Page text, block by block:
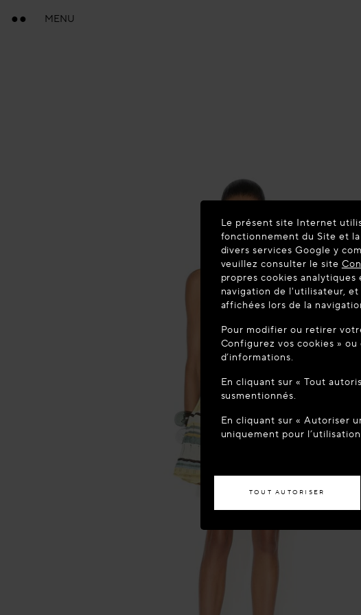
MENU
BIENVENUE
Vous semblez être
votre localisation ?
ACCÉDER AU SITE :
Si vous souhaitez être livré
Le présent site Internet
fonctionnement du Site et
divers services Google y
veuillez consulter le site
propres cookies
navigation de l'utilisateur,
affichées lors de la
Pour modifier ou retirer
Configurez vos cookies »
d’informations.
En cliquant sur « Tout
susmentionnés.
En cliquant sur « Autoriser
uniquement pour
TOUT AUTORISER